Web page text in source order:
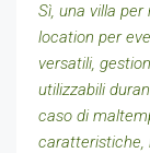
Sì, una villa
location per
versatili,
utilizzabili
caso di
caratteristiche,